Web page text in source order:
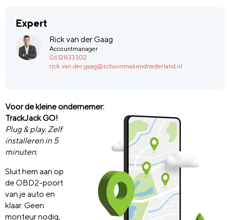
Expert
Rick van der Gaag
Accountmanager
0612833302
rick.van.der.gaag@schoonmakendnederland.nl
Voor de kleine ondernemer:
TrackJack GO!
Plug & play. Zelf
installeren in 5
minuten.
Sluit hem aan op
de OBD2-poort
van je auto en
klaar. Geen
monteur nodig,